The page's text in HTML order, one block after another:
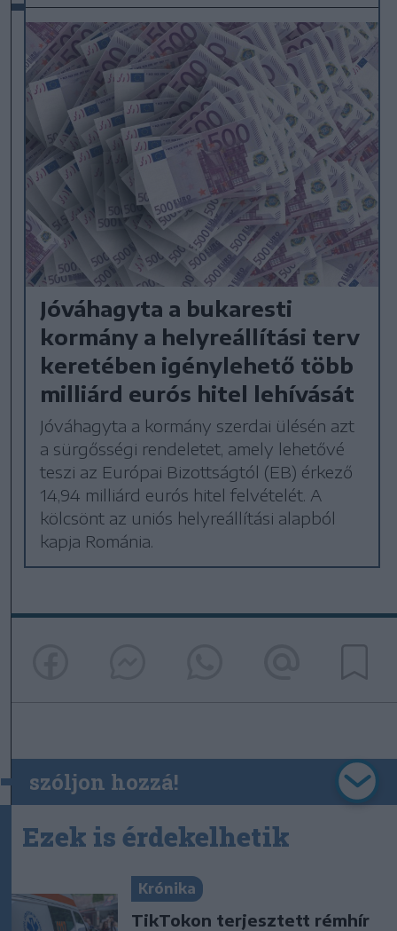
Jóváhagyta a bukaresti
kormány a helyreállítási terv
keretében igénylehető több
milliárd eurós hitel lehívását
Jóváhagyta a kormány szerdai ülésén azt
a sürgősségi rendeletet, amely lehetővé
teszi az Európai Bizottságtól (EB) érkező
14,94 milliárd eurós hitel felvételét. A
kölcsönt az uniós helyreállítási alapból
kapja Románia.
szóljon hozzá!
Ezek is érdekelhetik
Krónika
TikTokon terjesztett rémhír